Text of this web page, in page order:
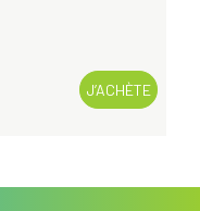
J’ACHÈTE